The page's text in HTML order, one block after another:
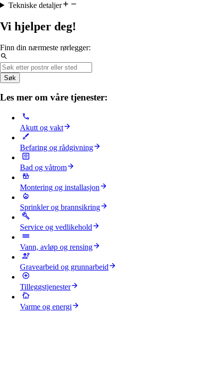
Tekniske detaljer
Vi hjelper deg!
Finn din nærmeste rørlegger:
Søk
Les mer om våre tjenester:
Akutt og vakt
Befaring og rådgivning
Bad og våtrom
Montering og installasjon
Sprinkler og brannsikring
Service og vedlikehold
Vann, avløp og rensing
Gravearbeid og grunnarbeid
Tilleggstjenester
Varme og energi